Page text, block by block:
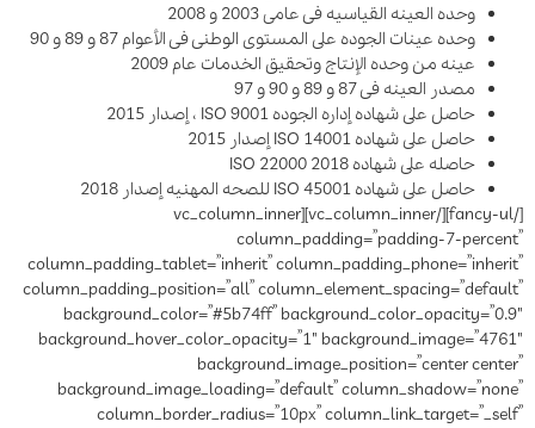
وحده العینه القیاسیه فی عامی 2003 و 2008
وحده عینات الجوده على المستوى الوطنی فی الأعوام 87 و 89 و 90
عینه من وحده الإنتاج وتحقیق الخدمات عام 2009
مصدر العینه فی 87 و 89 و 90 و 97
حاصل على شهاده إداره الجوده ISO 9001 ، إصدار 2015
حاصل على شهاده ISO 14001 إصدار 2015
حاصله على شهاده ISO 22000 2018
حاصل على شهاده ISO 45001 للصحه المهنیه إصدار 2018
[/fancy-ul][/vc_column_inner][vc_column_inner
column_padding=”padding-7-percent”
column_padding_tablet=”inherit” column_padding_phone=”inherit”
column_padding_position=”all” column_element_spacing=”default”
background_color=”#5b74ff” background_color_opacity=”0.9″
background_hover_color_opacity=”1″ background_image=”4761″
background_image_position=”center center”
background_image_loading=”default” column_shadow=”none”
column_border_radius=”10px” column_link_target=”_self”